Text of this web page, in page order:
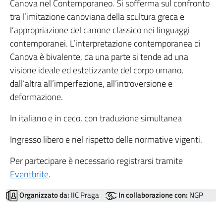
Canova nel Contemporaneo. Si sofferma sul confronto
tra l’imitazione canoviana della scultura greca e
l’appropriazione del canone classico nei linguaggi
contemporanei. L’interpretazione contemporanea di
Canova è bivalente, da una parte si tende ad una
visione ideale ed estetizzante del corpo umano,
dall’altra all’imperfezione, all’introversione e
deformazione.
In italiano e in ceco, con traduzione simultanea
Ingresso libero e nel rispetto delle normative vigenti.
Per partecipare è necessario registrarsi tramite
Eventbrite.
Organizzato da: IIC Praga In collaborazione con: NGP